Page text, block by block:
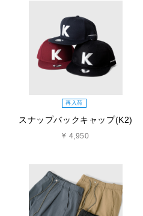
再入荷
スナップバックキャップ(K2)
¥ 4,950